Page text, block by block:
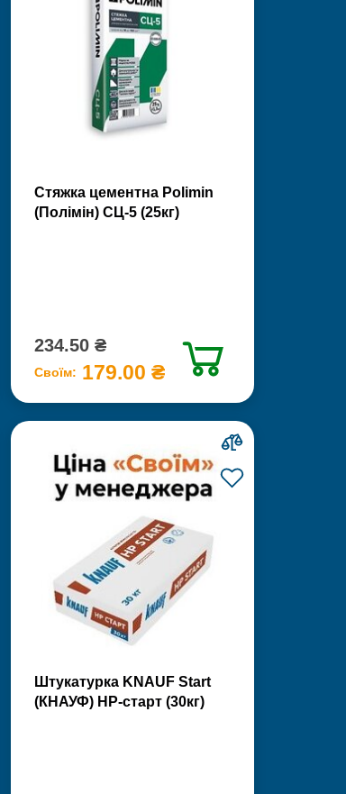
Стяжка цементна Polimin
(Полімін) СЦ-5 (25кг)
234.50 ₴
Своїм: 179.00 ₴
Штукатурка KNAUF Start
(КНАУФ) НР-старт (30кг)